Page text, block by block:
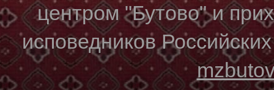
центром "Бутово" и
исповедников